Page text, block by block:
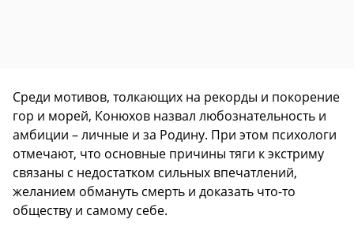
Среди мотивов, толкающих на рекорды и покорение
гор и морей, Конюхов назвал любознательность и
амбиции – личные и за Родину. При этом психологи
отмечают, что основные причины тяги к экстриму
связаны с недостатком сильных впечатлений,
желанием обмануть смерть и доказать что-то
обществу и самому себе.